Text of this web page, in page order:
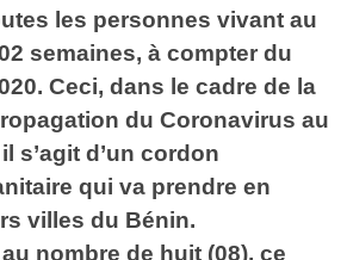
les personnes vivant au
semaines, à compter du
Ceci, dans le cadre de la
du Coronavirus au
s’agit d’un cordon
qui va prendre en
villes du Bénin.
nombre de huit (08), ce